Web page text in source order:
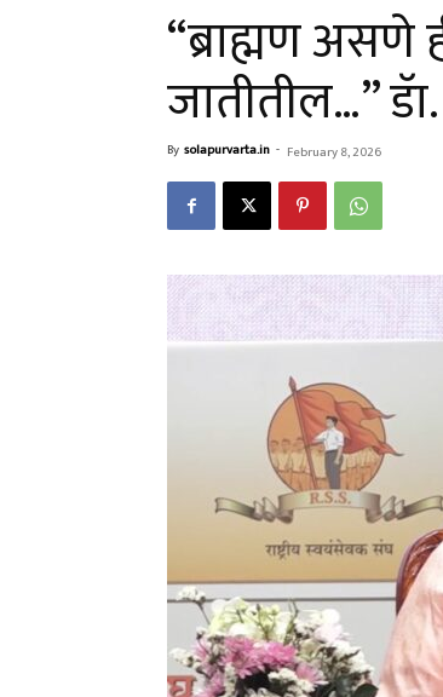
“ब्राह्मण असणे
जातीतील…”
By solapurvarta.in - February 8, 2026